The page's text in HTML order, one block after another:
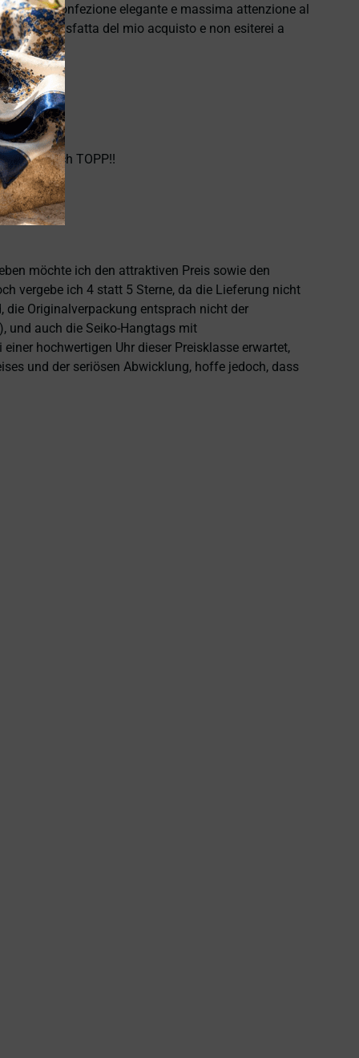
confezione elegante e massima attenzione al
soddisfatta del mio acquisto e non esiterei a
Einfach TOPP!!
möchte ich den attraktiven Preis sowie den
vergebe ich 4 statt 5 Sterne, da die Lieferung nicht
die Originalverpackung entsprach nicht der
und auch die Seiko-Hangtags mit
hochwertigen Uhr dieser Preisklasse erwartet,
und der seriösen Abwicklung, hoffe jedoch, dass